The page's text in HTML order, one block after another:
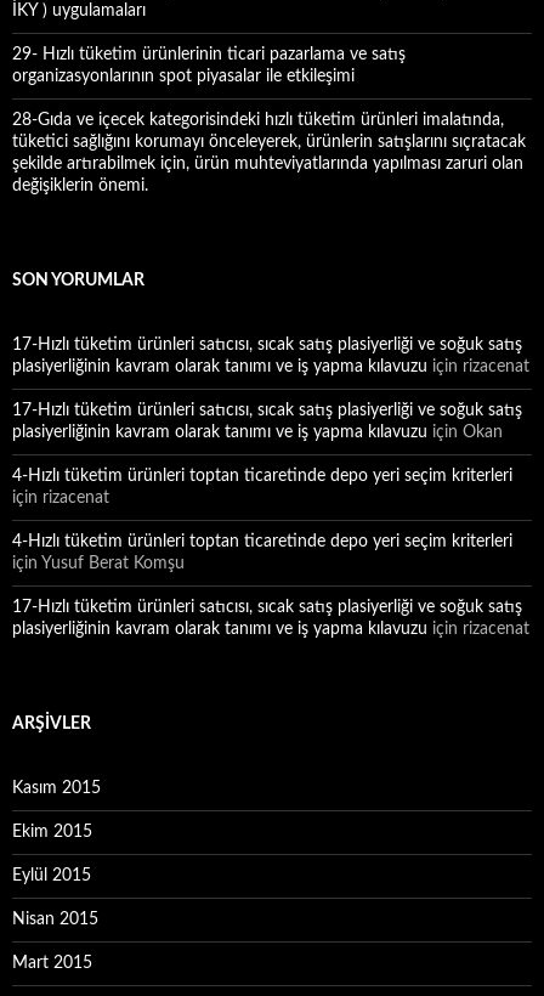
İKY ) uygulamaları
29- Hızlı tüketim ürünlerinin ticari pazarlama ve satış
organizasyonlarının spot piyasalar ile etkileşimi
28-Gıda ve içecek kategorisindeki hızlı tüketim ürünleri imalatında,
tüketici sağlığını korumayı önceleyerek, ürünlerin satışlarını sıçratacak
şekilde artırabilmek için, ürün muhteviyatlarında yapılması zaruri olan
değişiklerin önemi.
SON YORUMLAR
17-Hızlı tüketim ürünleri satıcısı, sıcak satış plasiyerliği ve soğuk satış
plasiyerliğinin kavram olarak tanımı ve iş yapma kılavuzu için rizacenat
17-Hızlı tüketim ürünleri satıcısı, sıcak satış plasiyerliği ve soğuk satış
plasiyerliğinin kavram olarak tanımı ve iş yapma kılavuzu için Okan
4-Hızlı tüketim ürünleri toptan ticaretinde depo yeri seçim kriterleri
için rizacenat
4-Hızlı tüketim ürünleri toptan ticaretinde depo yeri seçim kriterleri
için Yusuf Berat Komşu
17-Hızlı tüketim ürünleri satıcısı, sıcak satış plasiyerliği ve soğuk satış
plasiyerliğinin kavram olarak tanımı ve iş yapma kılavuzu için rizacenat
ARŞIVLER
Kasım 2015
Ekim 2015
Eylül 2015
Nisan 2015
Mart 2015